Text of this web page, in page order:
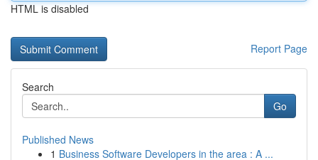
HTML is disabled
Report Page
Search
Go
Published News
1 Business Software Developers in the area : A ...